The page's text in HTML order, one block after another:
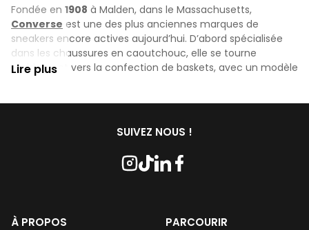
Fondée en 1908 à Malden, dans le Massachusetts,
Converse est une des plus anciennes marques de
sneakers encore actives aujourd’hui. D’abord spécialisée
dans les chaussures en caoutchouc, elle se tourne
rapidement vers la confection de baskets, avec un modèle
, Converse a traversé les époques sans
rêveurs, des artistes, de tous ceux qui veulent rester eux-
Une Identité Visuelle Unique
Lire plus
SUIVEZ NOUS !
À PROPOS PARCOURIR